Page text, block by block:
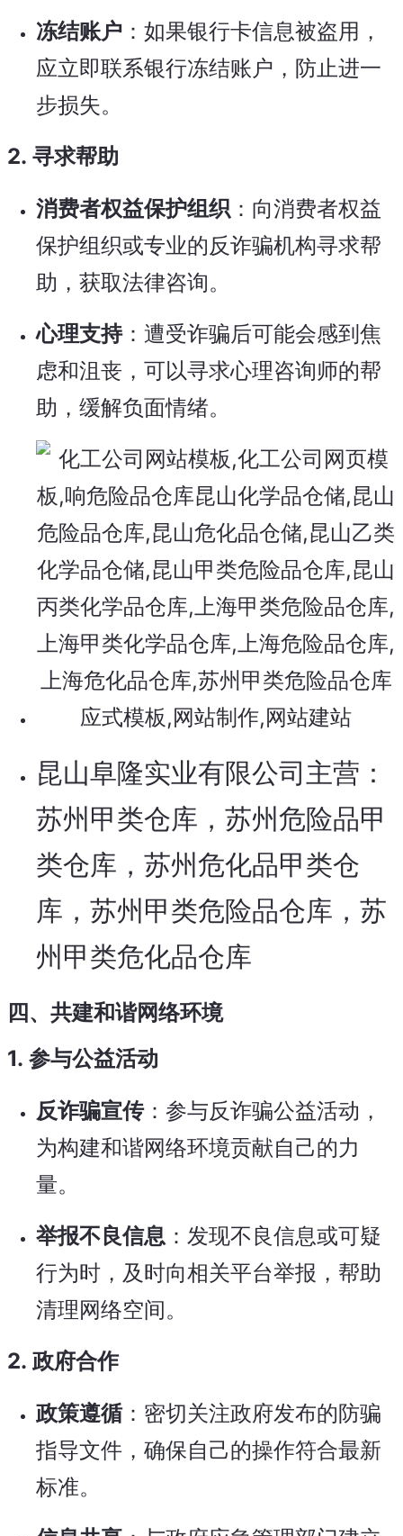
冻结账户 ：如果银行卡信息被盗用，
应立即联系银行冻结账户，防止进一
步损失。
2. 寻求帮助
消费者权益保护组织 ：向消费者权益
保护组织或专业的反诈骗机构寻求帮
助，获取法律咨询。
心理支持：遭受诈骗后可能会感到焦
虑和沮丧，可以寻求心理咨询师的帮
助，缓解负面情绪。
昆山阜隆实业有限公司主营：
苏州甲类仓库，苏州危险品甲
类仓库，苏州危化品甲类仓
库，苏州甲类危险品仓库，苏
州甲类危化品仓库
四、共建和谐网络环境
1. 参与公益活动
反诈骗宣传：参与反诈骗公益活动，
为构建和谐网络环境贡献自己的力
量。
举报不良信息 ：发现不良信息或可疑
行为时，及时向相关平台举报，帮助
清理网络空间。
2. 政府合作
政策遵循：密切关注政府发布的防骗
指导文件，确保自己的操作符合最新
标准。